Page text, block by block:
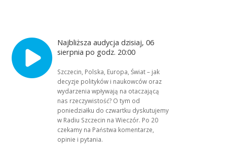
Najbliższa audycja dzisiaj, 06
sierpnia po godz. 20:00
Szczecin, Polska, Europa, Świat – jak
decyzje polityków i naukowców oraz
wydarzenia wpływają na otaczającą
nas rzeczywistość? O tym od
poniedziałku do czwartku dyskutujemy
w Radiu Szczecin na Wieczór. Po 20
czekamy na Państwa komentarze,
opinie i pytania.